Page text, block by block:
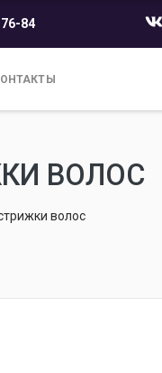
84
ВОЛОС
волос